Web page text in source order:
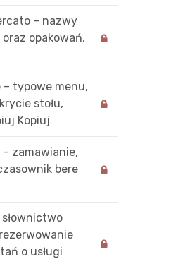
– nazwy
opakowań,
– typowe menu,
stołu,
Kopiuj
zamawianie,
bere
słownictwo
o usługi